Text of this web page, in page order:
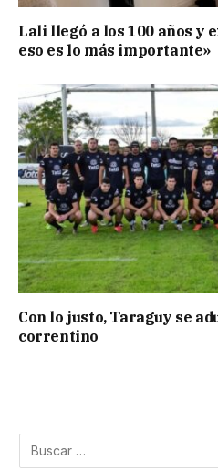
Lali llegó a los 100 años y
eso es lo más importante»
Con lo justo, Taraguy se
correntino